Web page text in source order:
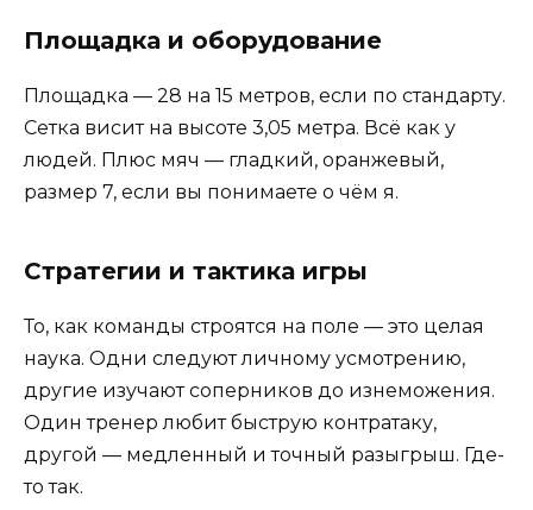
Площадка и оборудование
Площадка — 28 на 15 метров, если по стандарту.
Сетка висит на высоте 3,05 метра. Всё как у
людей. Плюс мяч — гладкий, оранжевый,
размер 7, если вы понимаете о чём я.
Стратегии и тактика игры
То, как команды строятся на поле — это целая
наука. Одни следуют личному усмотрению,
другие изучают соперников до изнеможения.
Один тренер любит быструю контратаку,
другой — медленный и точный разыгрыш. Где-
то так.